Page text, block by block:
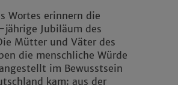
Wortes erinnern die
Jubiläum des
Mütter und Väter des
die menschliche Würde
im Bewusstsein
kam: aus der